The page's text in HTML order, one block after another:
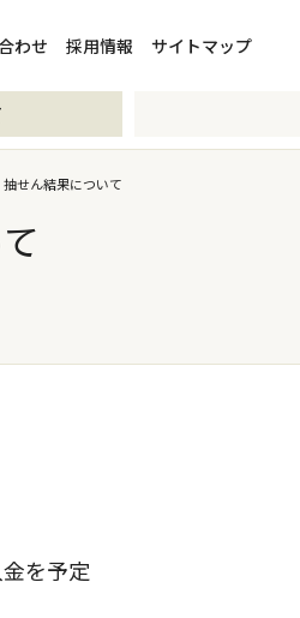
わせ 採用情報 サイトマップ
せん結果について
を予定